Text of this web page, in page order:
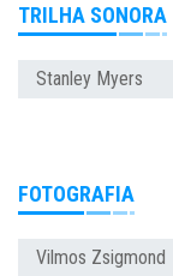
TRILHA SONORA
Stanley Myers
FOTOGRAFIA
Vilmos Zsigmond